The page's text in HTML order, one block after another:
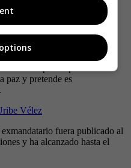
Dr Fabio Valencia,
ha invitado a participar
obstante que somos
paz y pretende es
Vélez
fuera publicado al
y ha alcanzado hasta el